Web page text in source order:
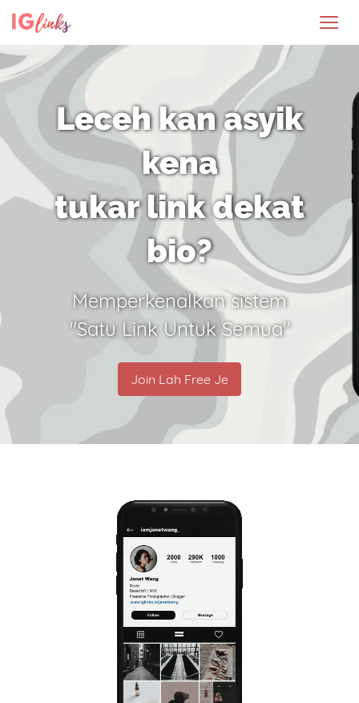
Leceh kan asyik
kena
tukar link dekat
bio?
Memperkenalkan sistem
"Satu Link Untuk Semua"
Join Lah Free Je